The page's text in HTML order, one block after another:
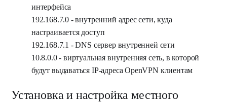
интерфейса
192.168.7.0 -внутренний адрес сети, куда
настраивается доступ
192.168.7.1 -DNS сервер внутренней сети
10.8.0.0 -виртуальная внутренняя сеть, в которой
будут выдаваться IP-адреса OpenVPN клиентам
Установка и настройка местного